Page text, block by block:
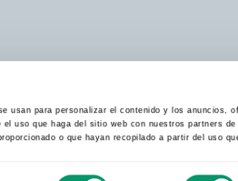
usan para personalizar el contenido y los anuncios,
el uso que haga del sitio web con nuestros partners
o que hayan recopilado a partir del uso